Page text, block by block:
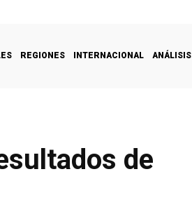
REGIONES INTERNACIONAL ANÁLISIS
de